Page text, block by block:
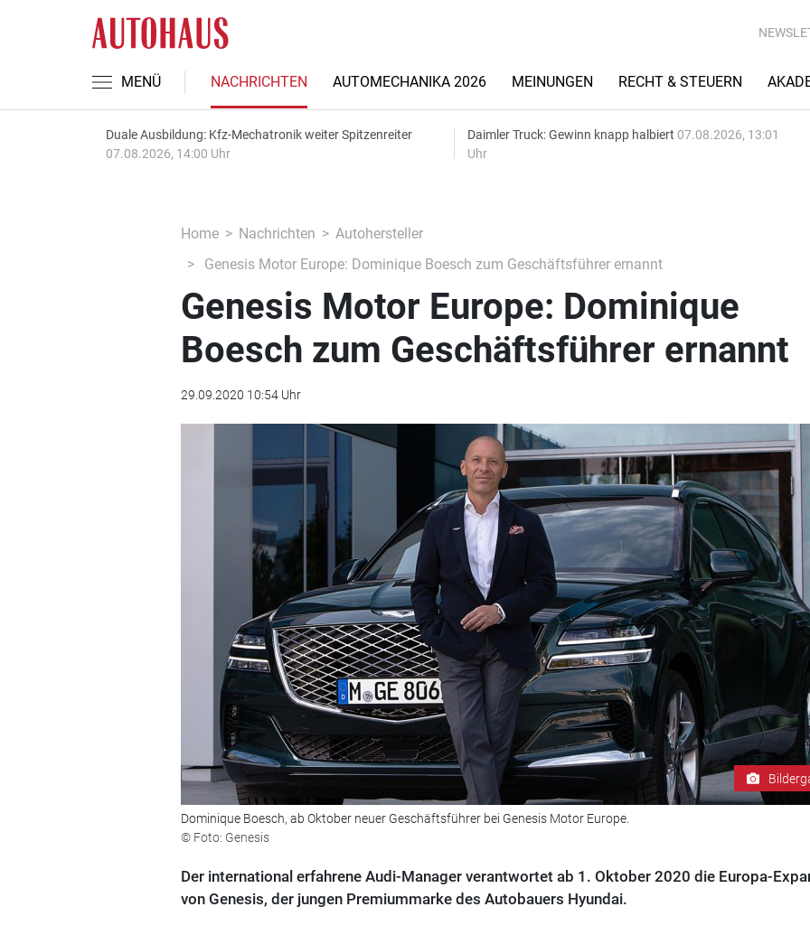
MENÜ NACHRICHTEN AUTOMECHANIKA 2026 MEINUNGEN RECHT & STEUERN
Duale Ausbildung: Kfz-Mechatronik weiter Spitzenreiter
07.08.2026, 14:00 Uhr
Daimler Truck: Gewinn knapp halbiert 07.08.2026, 13:01
Uhr
Home Nachrichten
Autohersteller
Genesis Motor Europe: Dominique Boesch zum Geschäftsführer ernannt
Genesis Motor Europe: Dominique
Boesch zum Geschäftsführer ernannt
29.09.2020 10:54 Uhr
Dominique Boesch, ab Oktober neuer Geschäftsführer bei Genesis Motor Europe.
© Foto: Genesis
Der international erfahrene Audi-Manager verantwortet ab 1. Oktober 2020 die Europa-
von Genesis, der jungen Premiummarke des Autobauers Hyundai.